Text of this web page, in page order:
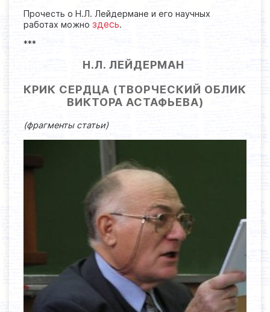
Прочесть о Н.Л. Лейдермане и его научных
работах можно здесь.
***
Н.Л. ЛЕЙДЕРМАН
КРИК СЕРДЦА (ТВОРЧЕСКИЙ ОБЛИК
ВИКТОРА АСТАФЬЕВА)
(фрагменты статьи)